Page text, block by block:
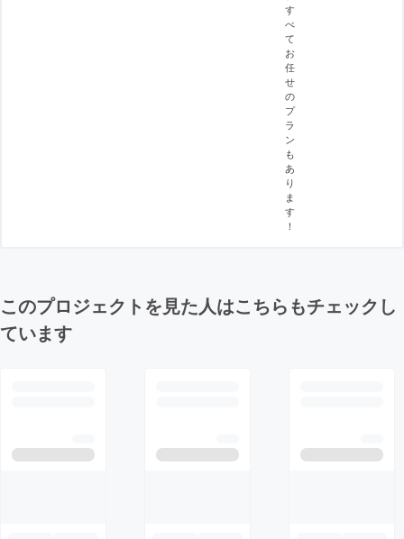
す
べ
て
お
任
せ
の
プ
ラ
ン
も
あ
り
ま
す
！
このプロジェクトを見た人はこちらもチェックし
ています